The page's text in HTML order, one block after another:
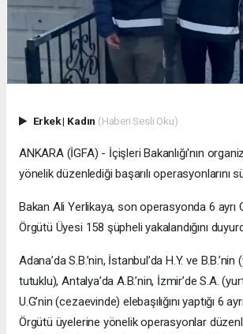
Erkek| Kadın (Haberi Sesli Oku)
ANKARA (İGFA) - İçişleri Bakanlığı'nın
yönelik düzenlediği başarılı operasyonlarını
Bakan Ali Yerlikaya, son operasyonda 6 ayrı
Örgütü Üyesi 158 şüpheli yakalandığını
Adana’da S.B.’nin, İstanbul’da H.Y. ve B.B.’nin
tutuklu), Antalya’da A.B.’nin, İzmir’de S.A.
U.G’nin (cezaevinde) elebaşılığını yaptığı 6
Örgütü üyelerine yönelik operasyonlar